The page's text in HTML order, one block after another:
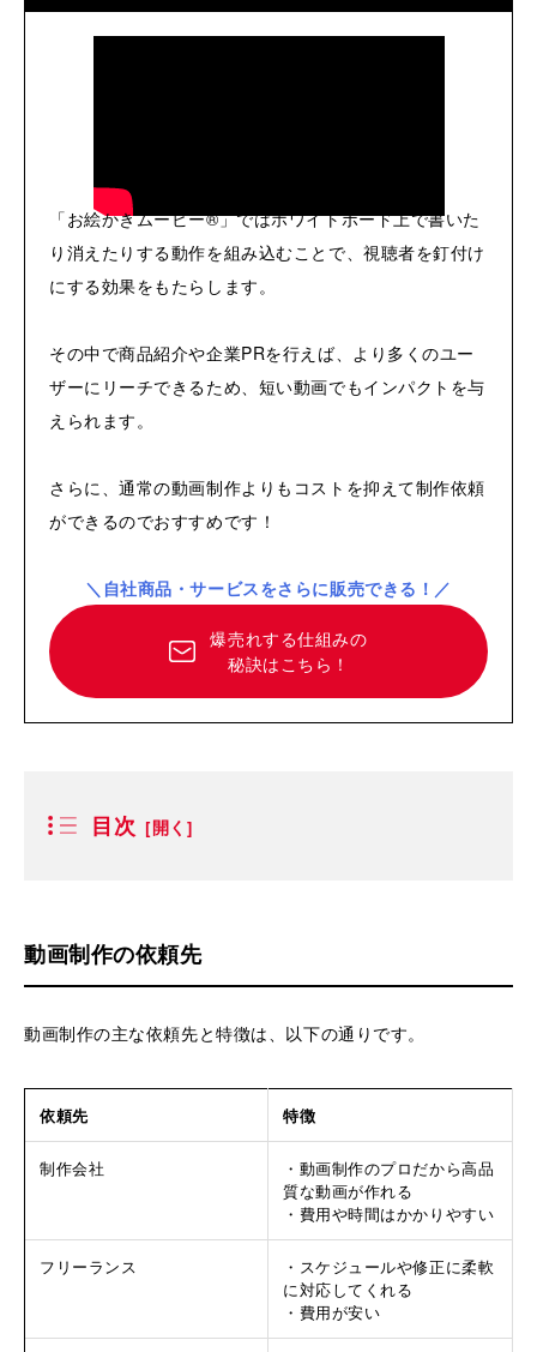
「お絵かきムービー®」ではホワイトボード上で書いた
り消えたりする動作を組み込むことで、視聴者を釘付け
にする効果をもたらします。
その中で商品紹介や企業PRを行えば、より多くのユー
ザーにリーチできるため、短い動画でもインパクトを与
えられます。
さらに、通常の動画制作よりもコストを抑えて制作依頼
ができるのでおすすめです！
＼自社商品・サービスをさらに販売できる！／
爆売れする仕組みの
秘訣はこちら！
目次
動画制作の依頼先
動画制作の主な依頼先と特徴は、以下の通りです。
依頼先 特徴
制作会社
・動画制作のプロだから高品
質な動画が作れる
・費用や時間はかかりやすい
フリーランス
・スケジュールや修正に柔軟
に対応してくれる
・費用が安い